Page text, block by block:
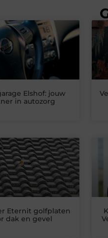
Elshof: jouw
in autozorg
Eternit golfplaten
dak en gevel